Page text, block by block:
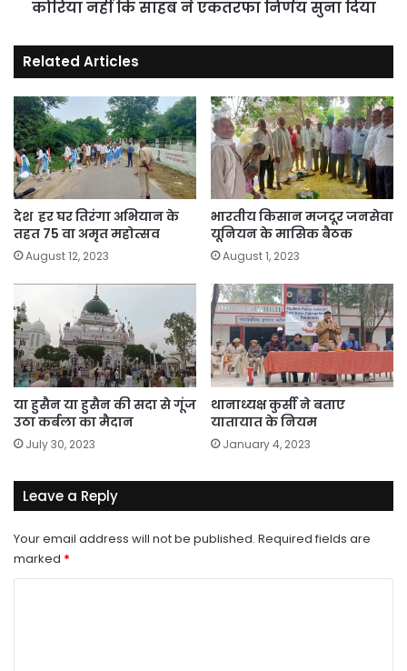
उत्तर
नहीं
कि
साहब
ने
एकतरफा
निर्णय
सुना
दिया
कोरिया नहीं कि साहब ने एकतरफा निर्णय सुना दिया
Related Articles
देश हर घर तिरंगा अभियान के
तहत 75 वा अमृत महोत्सव
August 12, 2023
भारतीय किसान मजदूर जनसेवा
यूनियन के मासिक बैठक
August 1, 2023
या हुसैन या हुसैन की सदा से गूंज
उठा कर्बला का मैदान
July 30, 2023
थानाध्यक्ष कुर्सी ने बताए
यातायात के नियम
January 4, 2023
Leave a Reply
Your email address will not be published. Required fields are
marked *